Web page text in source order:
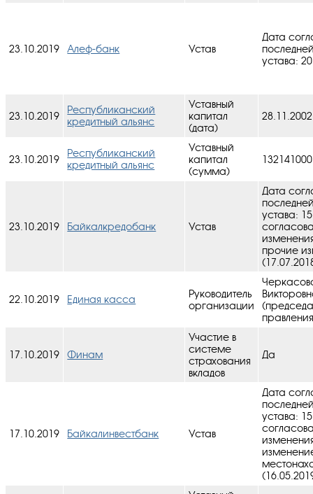
23.10.2019 Алеф-банк Устав
Дата
устава:
23.10.2019
Республиканский
кредитный альянс
Уставный
капитал
(дата)
28.11.2002
23.10.2019
Республиканский
кредитный альянс
Уставный
капитал
(сумма)
132141000
23.10.2019 Байкалкредобанк Устав
Дата
устава:
прочие
22.10.2019 Единая касса
Руководитель
организации
17.10.2019 Финам
Участие в
системе
страхования
вкладов
Да
17.10.2019 Байкалинвестбанк Устав
Дата
устава: